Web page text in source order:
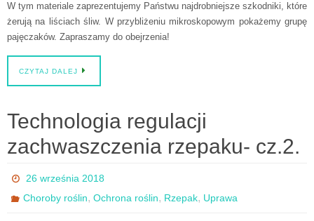
W tym materiale zaprezentujemy Państwu najdrobniejsze szkodniki, które
żerują na liściach śliw. W przybliżeniu mikroskopowym pokażemy grupę
pajęczaków. Zapraszamy do obejrzenia!
CZYTAJ DALEJ
Technologia regulacji
zachwaszczenia rzepaku- cz.2.
26 września 2018
Choroby roślin,Ochrona roślin, Rzepak, Uprawa